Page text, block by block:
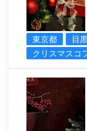
東京都 目
クリスマスコ